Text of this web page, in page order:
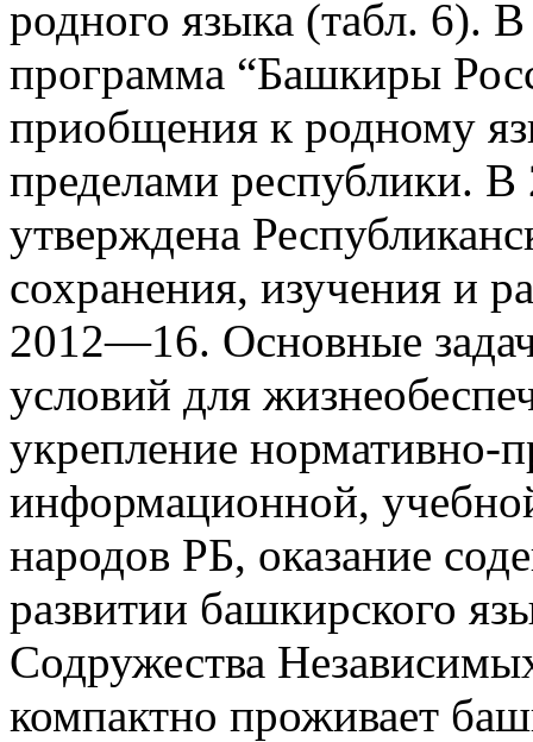
родного языка (табл. 6).
программа “Башкиры
приобщения к родному
пределами республики.
утверждена
сохранения, изучения и
2012—16. Основные
условий для
укрепление
информационной,
народов РБ, оказание
развитии башкирского
Содружества
компактно проживает